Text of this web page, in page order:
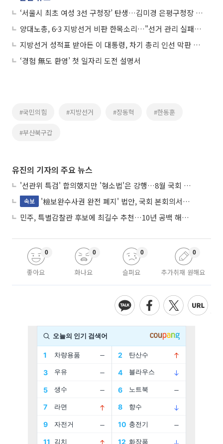
‘서울시 최초 여성 3선 구청장’ 탄생…김미경 은평구청장 공식 구정 복귀
양대노총, 6·3 지방선거 비판 한목소리…"선거 관리 실패·노동 의제 실종"
지방선거 성적표 받아든 이 대통령, 차기 총리 인선 막판 고심
‘경험 無도 환영’ 첫 일자리 도전 설명서
#국민의힘 #지방선거 #장동혁 #한동훈
#부산북구갑
유진의 기자의 주요 뉴스
'선관위 특검' 합의했지만 '형소법'은 강행…8월 국회 '입법 2차전' 예고
속보
'檢보완수사권 완전 폐지' 법안, 국회 본회의서 민주당 주도 통과
민주, 특별감찰관 후보에 최길수 추천…10년 공백 해소 속도
좋아요
0
화나요
0
슬퍼요
0
추가취재 원해요
0